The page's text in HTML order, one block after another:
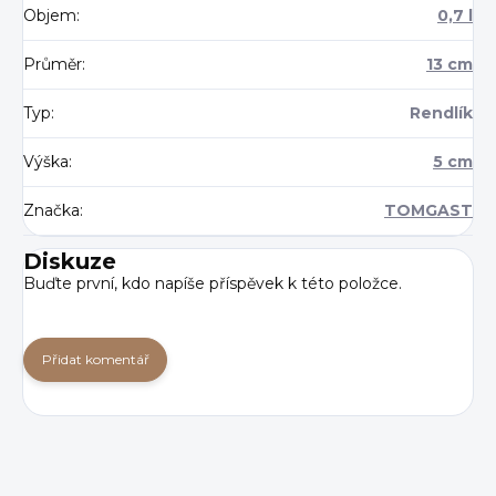
Objem: 0,7 l
Průměr: 13 cm
Typ: Rendlík
Výška: 5 cm
Značka: TOMGAST
Diskuze
Buďte první, kdo napíše příspěvek k této položce.
Přidat komentář